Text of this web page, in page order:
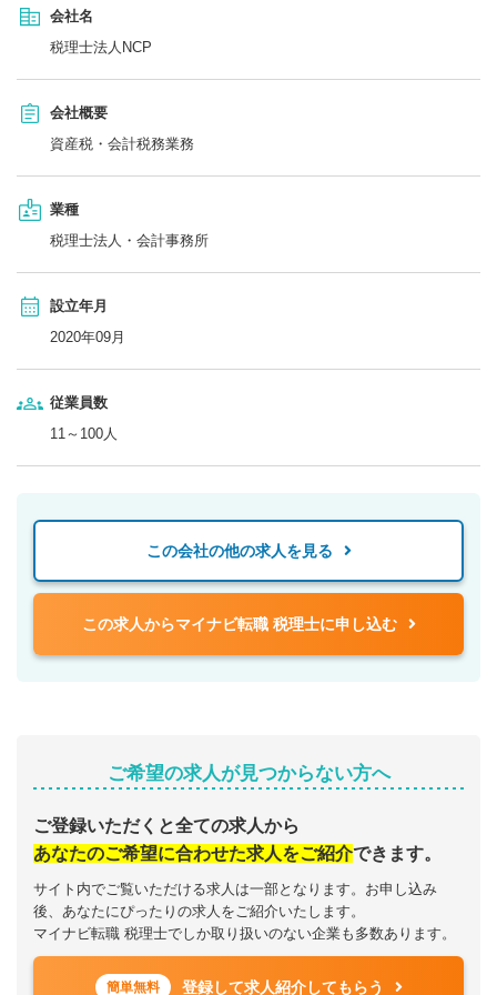
会社名
税理士法人NCP
会社概要
資産税・会計税務業務
業種
税理士法人・会計事務所
設立年月
2020年09月
従業員数
11～100人
この会社の他の求人を見る
この求人からマイナビ転職 税理士に申し込む
ご希望の求人が見つからない方へ
ご登録いただくと全ての求人から
あなたのご希望に合わせた求人をご紹介できます。
サイト内でご覧いただける求人は一部となります。お申し込み
後、あなたにぴったりの求人をご紹介いたします。
マイナビ転職 税理士でしか取り扱いのない企業も多数あります。
簡単無料 登録して求人紹介してもらう